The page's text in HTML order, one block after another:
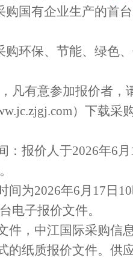
购国有企业生产的首
购环保、节能、绿色
凡有意参加报价者，
.zjgj.com）下载采
：报价人于2026年6月
间为2026年6月 17 日 10
电子报价文件。
件，中江国际采购信
的纸质报价文件。供